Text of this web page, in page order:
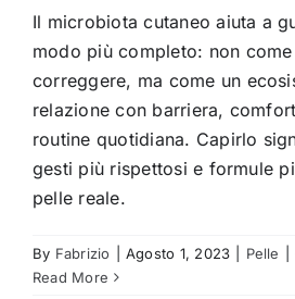
Il microbiota cutaneo aiuta a
modo più completo: non
correggere, ma come un
relazione con barriera,
routine quotidiana. Capirlo
gesti più rispettosi e formule
pelle reale.
By Fabrizio Agosto 1, 2023 Pelle
Read More